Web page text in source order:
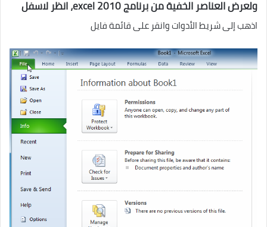
ولعرض العناصر الخفية من برنامج excel 2010، انظر لاسفل
اذهب إلى شريط الأدوات وانقر على قائمة فايل